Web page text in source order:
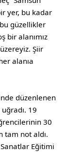
yer, bu kadar
güzellikler
bir alanımız
Şiir
alanıa
düzenlenen
19
30
tam not aldı.
Eğitimi